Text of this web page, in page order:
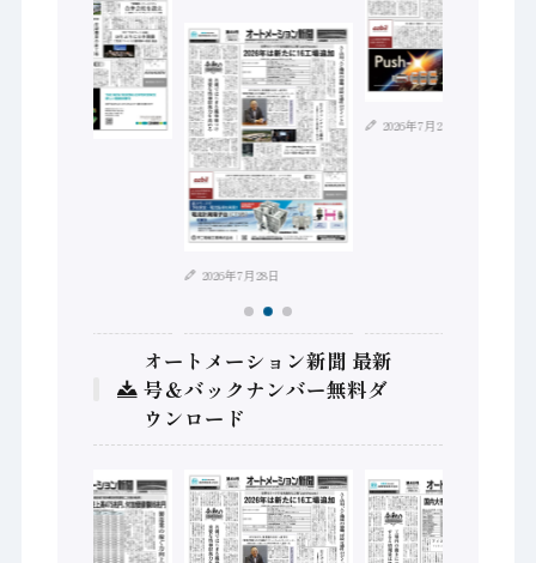
2026年7月28日
2026年7月21日
オートメーション新聞 最新
号＆バックナンバー無料ダ
ウンロード